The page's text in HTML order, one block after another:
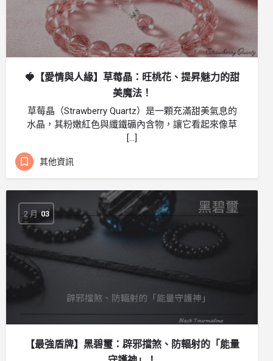
🍓【愛情與人緣】草莓晶：旺桃花、提昇魅力的甜
美魔法！
草莓晶（Strawberry Quartz）是一顆充滿甜美氣息的
水晶，其粉嫩紅色與纖鐵礦內含物，讓它看起來像草
[…]
其他資訊
2 月 03
【最強盾牌】黑碧璽：辟邪擋煞、防輻射的「能量